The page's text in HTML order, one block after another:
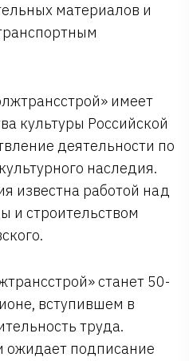
материалов и
имеет
культуры Российской
деятельности по
наследия.
известна работой над
и строительством
станет 50-
вступившем в
труда.
ожидает подписание